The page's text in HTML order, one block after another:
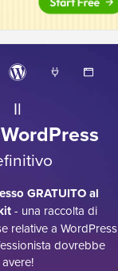
Il
GRATUITO al
- una raccolta di
relative a WordPress
dovrebbe
avere!